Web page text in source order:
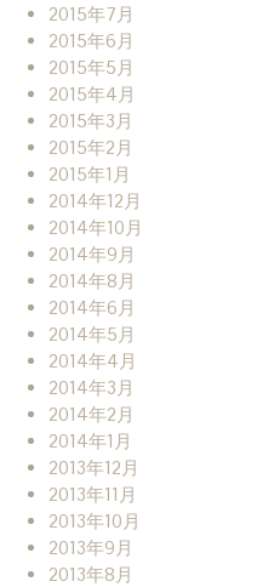
2015年7月
2015年6月
2015年5月
2015年4月
2015年3月
2015年2月
2015年1月
2014年12月
2014年10月
2014年9月
2014年8月
2014年6月
2014年5月
2014年4月
2014年3月
2014年2月
2014年1月
2013年12月
2013年11月
2013年10月
2013年9月
2013年8月